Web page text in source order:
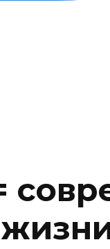
совр
жизн